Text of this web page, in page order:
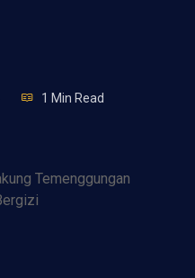
1 Min Read